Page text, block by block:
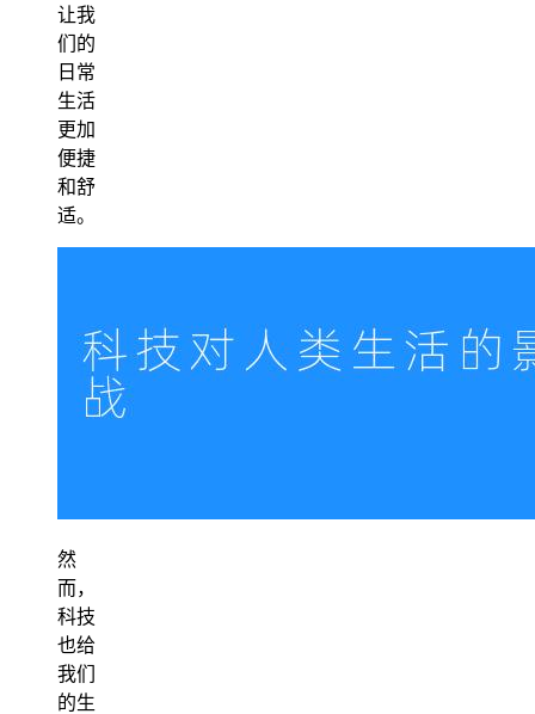
让我
们的
日常
生活
更加
便捷
和舒
适。
然
而，
科技
也给
我们
的生